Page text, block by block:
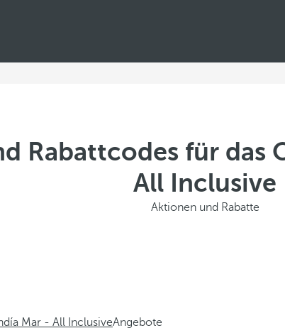
Rabattcodes für das
All Inclusive
Aktionen und Rabatte
Mar - All InclusiveAngebote